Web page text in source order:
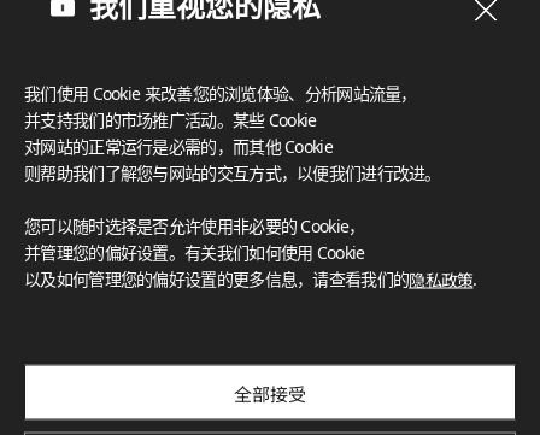
Subscribe
我们使用 Cookie 来改善您的浏览体验、分析网站流量，
并支持我们的市场推广活动。某些 Cookie
对网站的正常运行是必需的，而其他 Cookie
则帮助我们了解您与网站的交互方式，以便我们进行改进。
您可以随时选择是否允许使用非必要的 Cookie，
并管理您的偏好设置。有关我们如何使用 Cookie
以及如何管理您的偏好设置的更多信息，请查看我们的隐私政策.
全部接受